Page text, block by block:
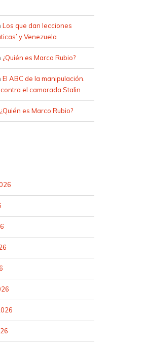
Los que dan lecciones
y Venezuela
¿Quién es Marco Rubio?
El ABC de la manipulación.
el camarada Stalin
¿Quién es Marco Rubio?